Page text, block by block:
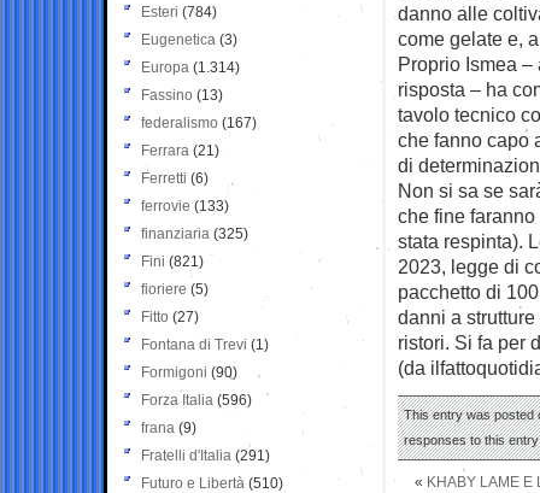
danno alle
come gelate e,
Proprio Ismea
risposta – ha
tavolo tecnico
che fanno capo
di
Non si sa se
che fine
stata respinta).
2023, legge di
pacchetto di
danni a
ristori. Si fa per
(da
This entry was posted
responses to this
« KHABY LAME E
Esteri (784)
Eugenetica (3)
Europa (1.314)
Fassino (13)
federalismo (167)
Ferrara (21)
Ferretti (6)
ferrovie (133)
finanziaria (325)
Fini (821)
fioriere (5)
Fitto (27)
Fontana di Trevi (1)
Formigoni (90)
Forza Italia (596)
frana (9)
Fratelli d'Italia (291)
Futuro e Libertà (510)